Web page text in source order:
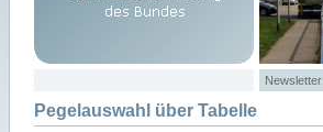
Newsletter
Pegelauswahl über Tabelle